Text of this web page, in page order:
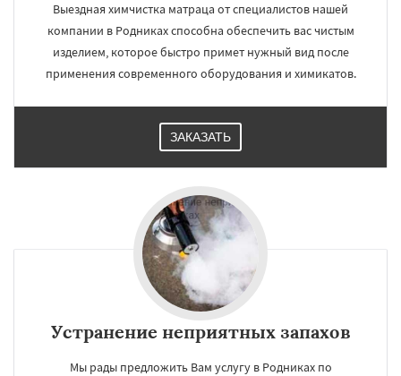
Выездная химчистка матраца от специалистов нашей
компании в Родниках способна обеспечить вас чистым
изделием, которое быстро примет нужный вид после
применения современного оборудования и химикатов.
ЗАКАЗАТЬ
Устранение неприятных запахов
Мы рады предложить Вам услугу в Родниках по